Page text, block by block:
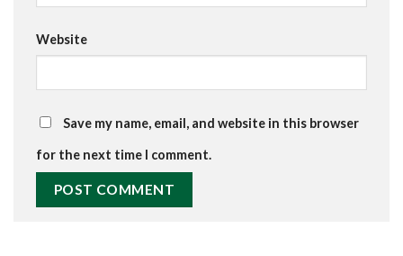
Website
Save my name, email, and website in this browser
for the next time I comment.